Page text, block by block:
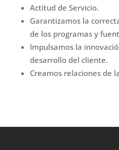
Actitud de Servicio.
Garantizamos la
de los programas y
Impulsamos la
desarrollo del cliente.
Creamos relaciones de